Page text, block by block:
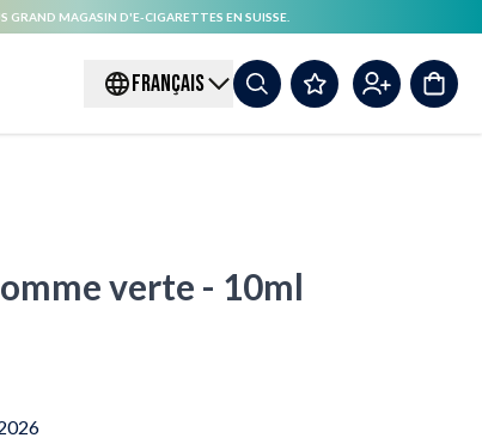
GRAND MAGASIN D'E-CIGARETTES EN SUISSE.
FRANÇAIS
verte - 10ml